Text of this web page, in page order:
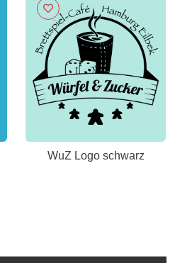
WuZ Logo schwarz